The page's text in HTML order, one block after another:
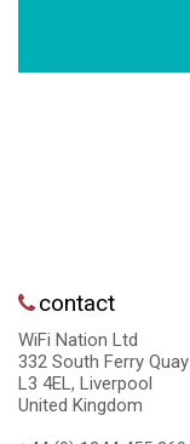
contact
WiFi Nation Ltd
332 South Ferry Quay
L3 4EL, Liverpool
United Kingdom